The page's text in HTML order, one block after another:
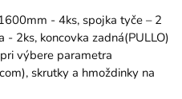
- 4ks, spojka tyče – 2
- 2ks, koncovka zadná(PULLO)
výbere parametra
skrutky a hmoždinky na